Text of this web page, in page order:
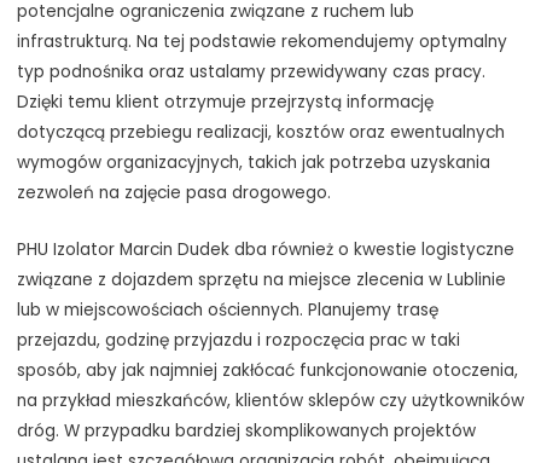
potencjalne ograniczenia związane z ruchem lub
infrastrukturą. Na tej podstawie rekomendujemy optymalny
typ podnośnika oraz ustalamy przewidywany czas pracy.
Dzięki temu klient otrzymuje przejrzystą informację
dotyczącą przebiegu realizacji, kosztów oraz ewentualnych
wymogów organizacyjnych, takich jak potrzeba uzyskania
zezwoleń na zajęcie pasa drogowego.
PHU Izolator Marcin Dudek dba również o kwestie logistyczne
związane z dojazdem sprzętu na miejsce zlecenia w Lublinie
lub w miejscowościach ościennych. Planujemy trasę
przejazdu, godzinę przyjazdu i rozpoczęcia prac w taki
sposób, aby jak najmniej zakłócać funkcjonowanie otoczenia,
na przykład mieszkańców, klientów sklepów czy użytkowników
dróg. W przypadku bardziej skomplikowanych projektów